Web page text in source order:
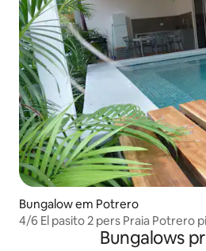
Bungalow em Potrero
4/6 El pasito 2 pers Praia Potrero
Bungalows